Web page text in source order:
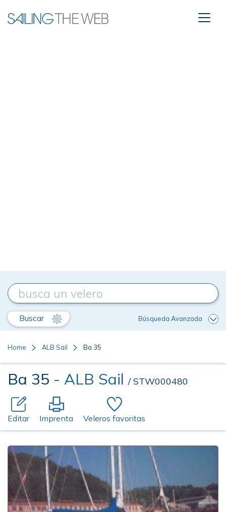
Buscar Búsqueda Avanzada
Home ALB Sail Ba 35
Ba 35 - ALB Sail / STW000480
Editar Imprenta Veleros favoritas